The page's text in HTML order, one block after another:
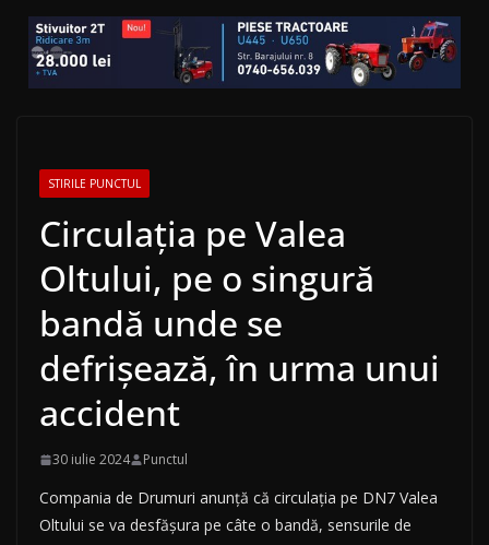
STIRILE PUNCTUL
Circulația pe Valea
Oltului, pe o singură
bandă unde se
defrișează, în urma unui
accident
30 iulie 2024 Punctul
Compania de Drumuri anunță că circulația pe DN7 Valea
Oltului se va desfășura pe câte o bandă, sensurile de